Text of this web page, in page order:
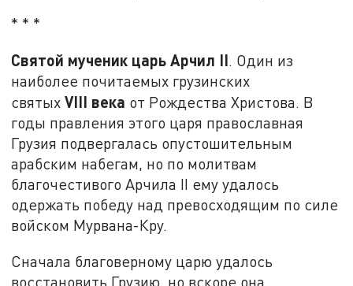
* * *
Святой мученик царь Арчил II. Один из
наиболее почитаемых грузинских
святыхVIII века от Рождества Христова. В
годы правления этого царя православная
Грузия подвергалась опустошительным
арабским набегам, но по молитвам
благочестивого Арчила II ему удалось
одержать победу над превосходящим по силе
войском Мурвана-Кру.
Сначала благоверному царю удалось
восстановить Грузию, но вскоре она